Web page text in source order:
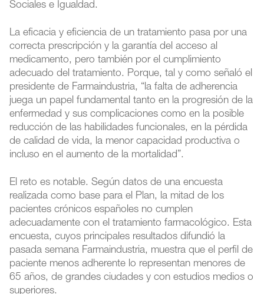
Sociales e Igualdad.
La eficacia y eficiencia de un tratamiento pasa por una
correcta prescripción y la garantía del acceso al
medicamento, pero también por el cumplimiento
adecuado del tratamiento. Porque, tal y como señaló el
presidente de Farmaindustria, “la falta de adherencia
juega un papel fundamental tanto en la progresión de la
enfermedad y sus complicaciones como en la posible
reducción de las habilidades funcionales, en la pérdida
de calidad de vida, la menor capacidad productiva o
incluso en el aumento de la mortalidad”.
El reto es notable. Según datos de una encuesta
realizada como base para el Plan, la mitad de los
pacientes crónicos españoles no cumplen
adecuadamente con el tratamiento farmacológico. Esta
encuesta, cuyos principales resultados difundió la
pasada semana Farmaindustria, muestra que el perfil de
paciente menos adherente lo representan menores de
65 años, de grandes ciudades y con estudios medios o
superiores.